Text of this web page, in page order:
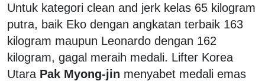
Untuk kategori clean and jerk kelas 65 kilogram
putra, baik Eko dengan angkatan terbaik 163
kilogram maupun Leonardo dengan 162
kilogram, gagal meraih medali. Lifter Korea
Utara Pak Myong-jin menyabet medali emas